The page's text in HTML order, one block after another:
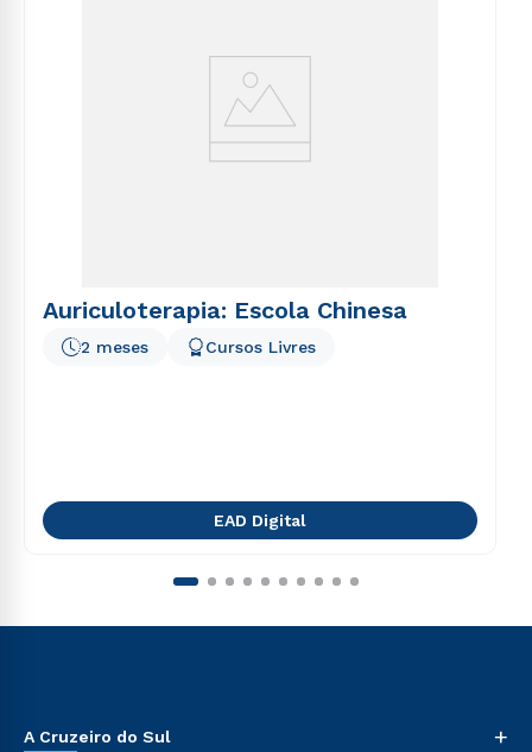
Auriculoterapia: Escola Chinesa
2 meses Cursos Livres
EAD Digital
A Cruzeiro do Sul +